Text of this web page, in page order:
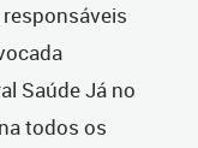
Saúde Já no
todos os